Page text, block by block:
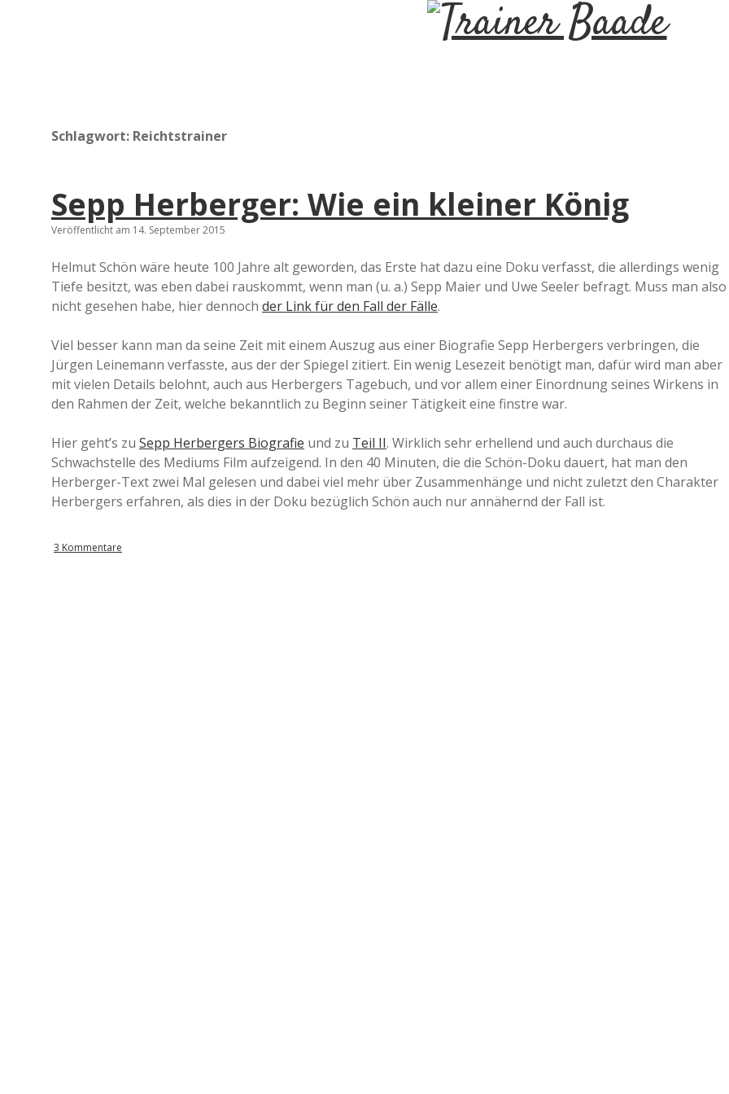
T
n
e
r
B
a
a
d
Schlagwort: Reichtstrainer
Sepp Herberger: Wie ein kleiner König
Veröffentlicht am 14. September 2015
Helmut Schön wäre heute 100 Jahre alt geworden, das Erste hat dazu eine Doku verfasst, die allerdings wenig
Tiefe besitzt, was eben dabei rauskommt, wenn man (u. a.) Sepp Maier und Uwe Seeler befragt. Muss man also
nicht gesehen habe, hier dennoch der Link für den Fall der Fälle.
Viel besser kann man da seine Zeit mit einem Auszug aus einer Biografie Sepp Herbergers verbringen, die
Jürgen Leinemann verfasste, aus der der Spiegel zitiert. Ein wenig Lesezeit benötigt man, dafür wird man aber
mit vielen Details belohnt, auch aus Herbergers Tagebuch, und vor allem einer Einordnung seines Wirkens in
den Rahmen der Zeit, welche bekanntlich zu Beginn seiner Tätigkeit eine finstre war.
Hier geht’s zu Sepp Herbergers Biografie und zu Teil II. Wirklich sehr erhellend und auch durchaus die
Schwachstelle des Mediums Film aufzeigend. In den 40 Minuten, die die Schön-Doku dauert, hat man den
Herberger-Text zwei Mal gelesen und dabei viel mehr über Zusammenhänge und nicht zuletzt den Charakter
Herbergers erfahren, als dies in der Doku bezüglich Schön auch nur annähernd der Fall ist.
3 Kommentare